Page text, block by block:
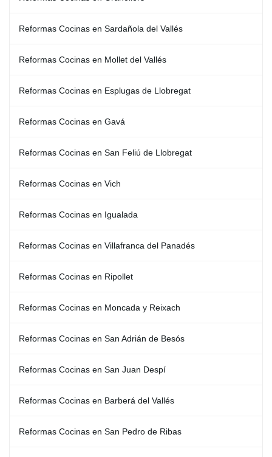
Reformas Cocinas en Sardañola del Vallés
Reformas Cocinas en Mollet del Vallés
Reformas Cocinas en Esplugas de Llobregat
Reformas Cocinas en Gavá
Reformas Cocinas en San Feliú de Llobregat
Reformas Cocinas en Vich
Reformas Cocinas en Igualada
Reformas Cocinas en Villafranca del Panadés
Reformas Cocinas en Ripollet
Reformas Cocinas en Moncada y Reixach
Reformas Cocinas en San Adrián de Besós
Reformas Cocinas en San Juan Despí
Reformas Cocinas en Barberá del Vallés
Reformas Cocinas en San Pedro de Ribas